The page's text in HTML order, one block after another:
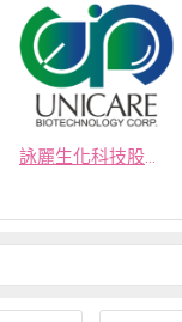
詠麗生化科技股份有限公司